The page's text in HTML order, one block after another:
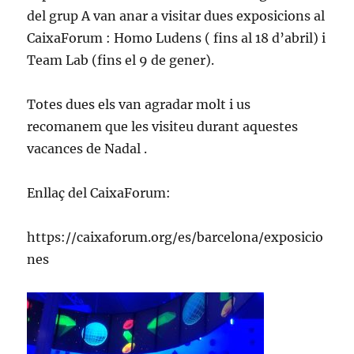
del grup A van anar a visitar dues exposicions al
CaixaForum : Homo Ludens ( fins al 18 d’abril) i
Team Lab (fins el 9 de gener).
Totes dues els van agradar molt i us
recomanem que les visiteu durant aquestes
vacances de Nadal .
Enllaç del CaixaForum:
https://caixaforum.org/es/barcelona/exposicio
nes